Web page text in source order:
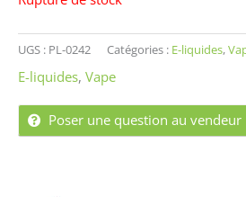
UGS : PL-0242 Catégories : E-liquides,
E-liquides, Vape
Poser une question au vendeur